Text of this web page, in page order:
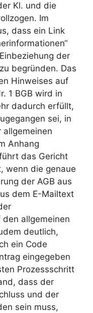
Kl. und die
Im
dass ein Link
der
begründen. Das
Hinweises auf
1 BGB wird in
dadurch erfüllt,
sei, in
Anhang
das Gericht
wenn die genaue
der AGB aus
dem E-Mailtext
den allgemeinen
deutlich,
ein Code
eingegeben
Prozessschritt
dass der
und der
sein muss,